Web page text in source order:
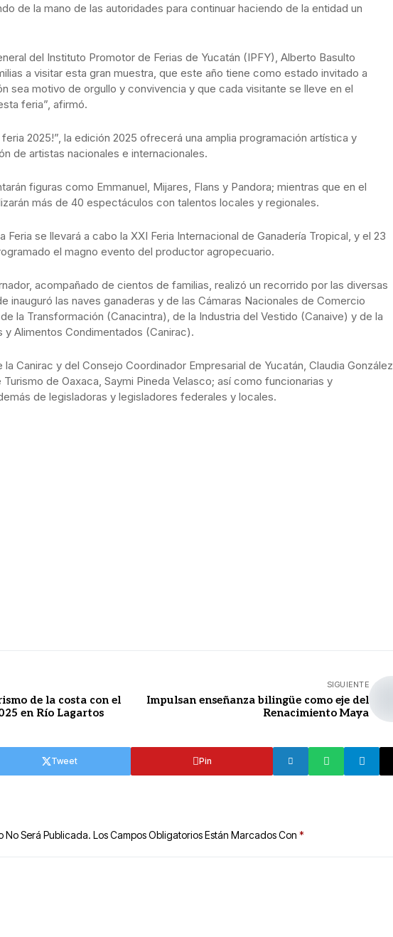
de la mano de las autoridades para continuar haciendo de la entidad un
del Instituto Promotor de Ferias de Yucatán (IPFY), Alberto Basulto
a visitar esta gran muestra, que este año tiene como estado invitado a
sea motivo de orgullo y convivencia y que cada visitante se lleve en el
feria”, afirmó.
feria 2025!”, la edición 2025 ofrecerá una amplia programación artística y
de artistas nacionales e internacionales.
figuras como Emmanuel, Mijares, Flans y Pandora; mientras que en el
más de 40 espectáculos con talentos locales y regionales.
Feria se llevará a cabo la XXI Feria Internacional de Ganadería Tropical, y el 23
el magno evento del productor agropecuario.
acompañado de cientos de familias, realizó un recorrido por las diversas
inauguró las naves ganaderas y de las Cámaras Nacionales de Comercio
la Transformación (Canacintra), de la Industria del Vestido (Canaive) y de la
y Alimentos Condimentados (Canirac).
Canirac y del Consejo Coordinador Empresarial de Yucatán, Claudia González
de Oaxaca, Saymi Pineda Velasco; así como funcionarias y
de legisladoras y legisladores federales y locales.
de la costa con el
en Río Lagartos
SIGUIENTE
Impulsan enseñanza bilingüe como eje del
Renacimiento Maya
Tweet Pin
No Será Publicada. Los Campos Obligatorios Están Marcados Con *